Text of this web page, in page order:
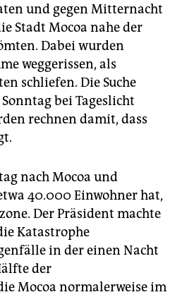
und gegen Mitternacht
Stadt Mocoa nahe der
Dabei wurden
weggerissen, als
schliefen. Die Suche
bei Tageslicht
rechnen damit, dass
nach Mocoa und
40.000 Einwohner hat,
Der Präsident machte
Katastrophe
in der einen Nacht
der
Mocoa normalerweise im